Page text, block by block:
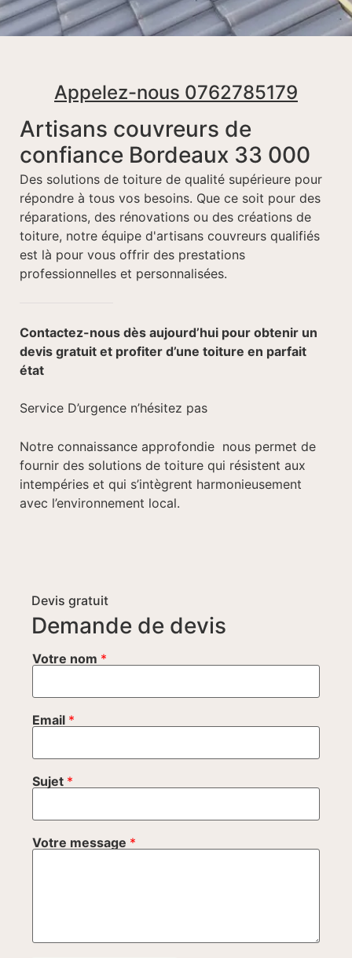
Appelez-nous 0762785179
Artisans couvreurs de
confiance Bordeaux 33 000
Des solutions de toiture de qualité supérieure pour
répondre à tous vos besoins. Que ce soit pour des
réparations, des rénovations ou des créations de
toiture, notre équipe d'artisans couvreurs qualifiés
est là pour vous offrir des prestations
professionnelles et personnalisées.
Contactez-nous dès aujourd’hui pour obtenir un
devis gratuit et profiter d’une toiture en parfait
état
Service D’urgence n’hésitez pas
Notre connaissance approfondie nous permet de
fournir des solutions de toiture qui résistent aux
intempéries et qui s’intègrent harmonieusement
avec l’environnement local.
Devis gratuit
Demande de devis
Votre nom *
Email *
Sujet *
Votre message *